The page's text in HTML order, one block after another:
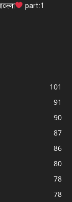
part:1
101
91
90
87
86
80
78
78